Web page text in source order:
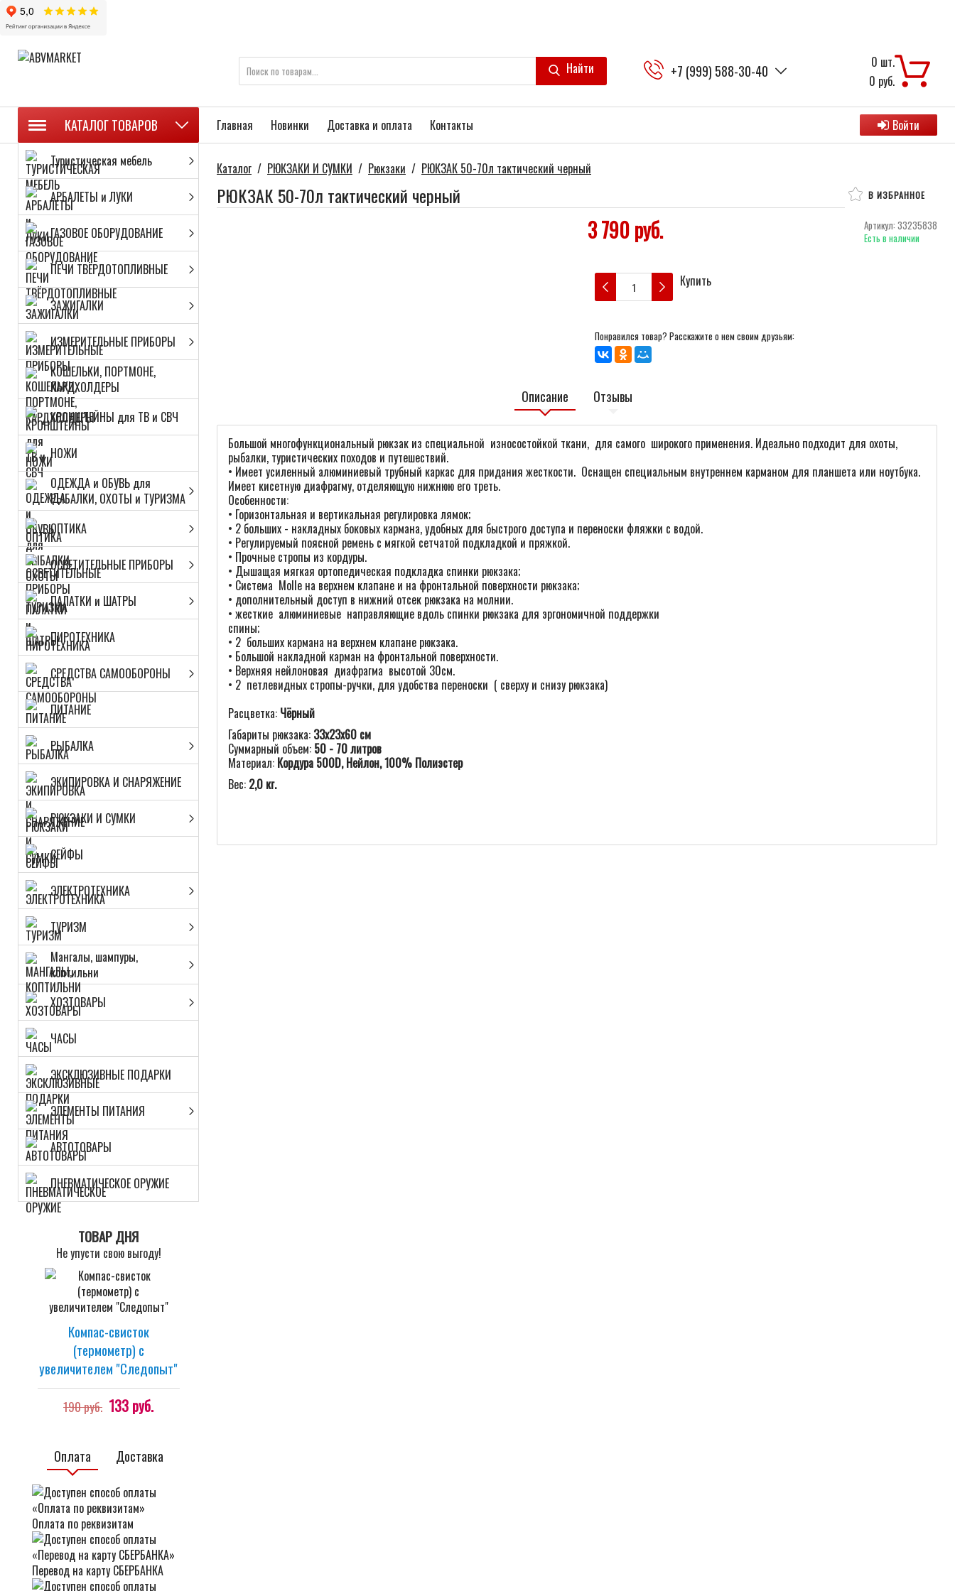
Найти +7 (999) 588-30-40 0 шт.
0 руб.
КАТАЛОГ ТОВАРОВ
Туристическая мебель
АРБАЛЕТЫ и ЛУКИ
ГАЗОВОЕ ОБОРУДОВАНИЕ
ПЕЧИ ТВЁРДОТОПЛИВНЫЕ
ЗАЖИГАЛКИ
ИЗМЕРИТЕЛЬНЫЕ ПРИБОРЫ
КОШЕЛЬКИ, ПОРТМОНЕ,
КАРДХОЛДЕРЫ
КРОНШТЕЙНЫ для ТВ и СВЧ
НОЖИ
ОДЕЖДА и ОБУВЬ для
РЫБАЛКИ, ОХОТЫ и ТУРИЗМА
ОПТИКА
ОСВЕТИТЕЛЬНЫЕ ПРИБОРЫ
ПАЛАТКИ и ШАТРЫ
ПИРОТЕХНИКА
СРЕДСТВА САМООБОРОНЫ
ПИТАНИЕ
РЫБАЛКА
ЭКИПИРОВКА И СНАРЯЖЕНИЕ
РЮКЗАКИ И СУМКИ
СЕЙФЫ
ЭЛЕКТРОТЕХНИКА
ТУРИЗМ
Мангалы, шампуры,
коптильни
ХОЗТОВАРЫ
ЧАСЫ
ЭКСКЛЮЗИВНЫЕ ПОДАРКИ
ЭЛЕМЕНТЫ ПИТАНИЯ
АВТОТОВАРЫ
ПНЕВМАТИЧЕСКОЕ ОРУЖИЕ
ТОВАР ДНЯ
Не упусти свою выгоду!
Компас-свисток
(термометр) с
увеличителем "Cледопыт"
190 руб. 133 руб.
Оплата Доставка
Оплата по реквизитам
Перевод на карту СБЕРБАНКА
Главная Новинки Доставка и оплата Контакты Войти
Каталог / РЮКЗАКИ И СУМКИ / Рюкзаки / РЮКЗАК 50-70л тактический черный
В ИЗБРАННОЕ
РЮКЗАК 50-70л тактический черный
3 790 руб. Артикул: 33235838
Есть в наличии
Купить
Понравился товар? Расскажите о нем своим друзьям:
Описание Отзывы
Большой многофункциональный рюкзак из специальной износостойкой ткани, для самого широкого применения. Идеально подходит для охоты,
рыбалки, туристических походов и путешествий.
• Имеет усиленный алюминиевый трубный каркас для придания жесткости. Оснащен специальным внутреннем карманом для планшета или ноутбука.
Имеет кисетную диафрагму, отделяющую нижнюю его треть.
Особенности:
• Горизонтальная и вертикальная регулировка лямок;
• 2 больших - накладных боковых кармана, удобных для быстрого доступа и переноски фляжки с водой.
• Регулируемый поясной ремень с мягкой сетчатой подкладкой и пряжкой.
• Прочные стропы из кордуры.
• Дышащая мягкая ортопедическая подкладка спинки рюкзака;
• Система Molle на верхнем клапане и на фронтальной поверхности рюкзака;
• дополнительный доступ в нижний отсек рюкзака на молнии.
• жесткие алюминиевые направляющие вдоль спинки рюкзака для эргономичной поддержки
спины;
• 2 больших кармана на верхнем клапане рюкзака.
• Большой накладной карман на фронтальной поверхности.
• Верхняя нейлоновая диафрагма высотой 30см.
• 2 петлевидных стропы-ручки, для удобства переноски ( сверху и снизу рюкзака)
Расцветка: Чёрный
Габариты рюкзака: 33х23х60 см
Суммарный объем: 50 - 70 литров
Материал: Кордура 500D, Нейлон, 100% Полиэстер
Вес: 2,0 кг.